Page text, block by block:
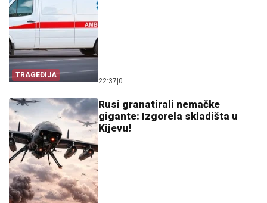
TRAGEDIJA
22:37 0
Rusi granatirali nemačke
gigante: Izgorela skladišta u
Kijevu!